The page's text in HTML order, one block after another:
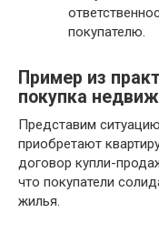
покупателю.
Пример из
покупка
Представим
приобретают
договор купли-
что покупатели
жилья.